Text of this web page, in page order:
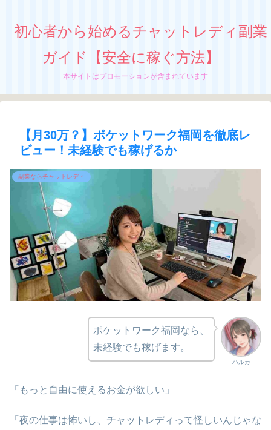
初心者から始めるチャットレディ副業
ガイド【安全に稼ぐ方法】
本サイトはプロモーションが含まれています
【月30万？】ポケットワーク福岡を徹底レ
ビュー！未経験でも稼げるか
副業ならチャットレディ
ハルカ
ポケットワーク福岡なら、
未経験でも稼げます。
「もっと自由に使えるお金が欲しい」
「夜の仕事は怖いし、チャットレディって怪しいんじゃな